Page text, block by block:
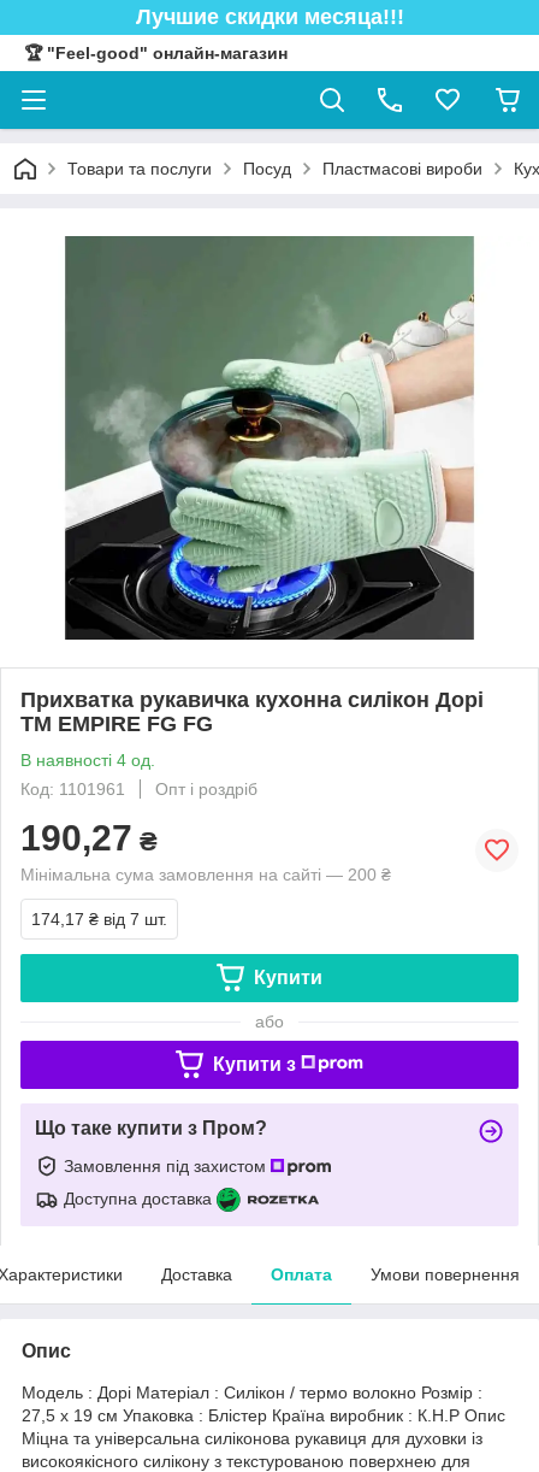
Лучшие скидки месяца!!!
🏆 "Feel-good" онлайн-магазин
Товари та послуги Посуд Пластмасові вироби
Прихватка рукавичка кухонна силікон Дорі
ТМ EMPIRE FG FG
В наявності 4 од.
Код: 1101961
Опт і роздріб
190,27 ₴
Мінімальна сума замовлення на сайті — 200 ₴
174,17 ₴ від 7 шт.
Купити
або
Купити з
Що таке купити з Пром?
Замовлення під захистом
Доступна доставка
Доставка Оплата Умови повернення
Опис
Модель : Дорі Матеріал : Силікон / термо волокно Розмір :
27,5 х 19 см Упаковка : Блістер Країна виробник : К.Н.Р Опис
Міцна та універсальна силіконова рукавиця для духовки із
високоякісного силікону з текстурованою поверхнею для